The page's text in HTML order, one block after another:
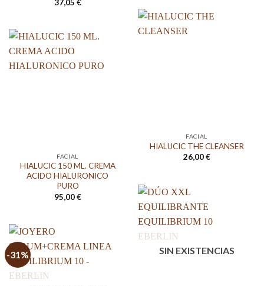
86,00 €.
37,05 €
FACIAL
HIALUCIC THE CLEANSER
26,00€
FACIAL
HIALUCIC 150 ML. CREMA
ACIDO HIALURONICO
PURO
95,00€
SIN EXISTENCIAS
-31%